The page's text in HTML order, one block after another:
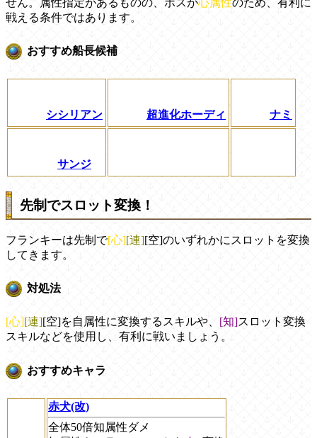
戦える条件ではあります。
おすすめ船長候補
シシリアン 超進化ホーディ ナミ
サンジ
先制でスロット変換！
フランキーは先制で[心][連][空]のいずれかにスロットを変換
してきます。
対処法
[心][連][空]を自属性に変換するスキルや、 [知]スロット変換
スキルなどを使用し、有利に戦いましょう。
おすすめキャラ
赤犬(改)
全体50倍知属性ダメ